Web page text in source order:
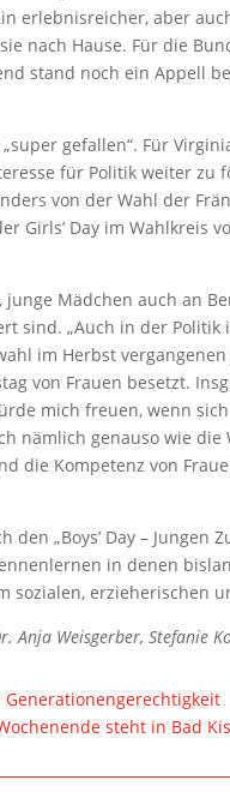
erlebnisreicher, aber
nach Hause. Für die
stand noch ein Appell
gefallen“. Für
für Politik weiter zu
von der Wahl der
Girls’ Day im Wahlkreis
junge Mädchen auch an
sind. „Auch in der Politik
im Herbst
von Frauen besetzt.
mich freuen, wenn
nämlich genauso wie
die Kompetenz von
den „Boys’ Day – Jungen
in denen
sozialen, erzieherischen
Anja Weisgerber, Stefanie
steht in Bad